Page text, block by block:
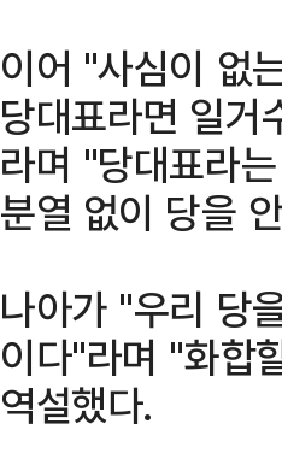
이어 "사심이 없
당대표라면 일거
라며 "당대표라
분열 없이 당을
나아가 "우리 당
이다"라며 "화합
역설했다.